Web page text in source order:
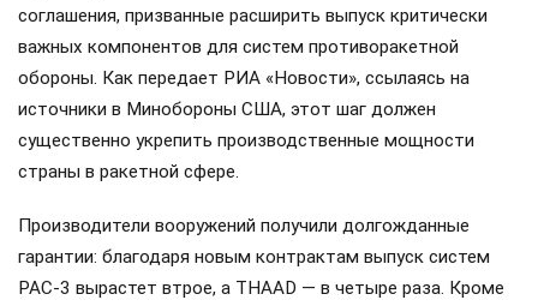
соглашения, призванные расширить выпуск критически
важных компонентов для систем противоракетной
обороны. Как передает РИА «Новости», ссылаясь на
источники в Минобороны США, этот шаг должен
существенно укрепить производственные мощности
страны в ракетной сфере.
Производители вооружений получили долгожданные
гарантии: благодаря новым контрактам выпуск систем
PAC-3 вырастет втрое, а THAAD — в четыре раза. Кроме